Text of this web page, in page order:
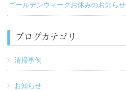
ゴールデンウィークお休みのお知らせ
ブログカテゴリ
清掃事例
お知らせ